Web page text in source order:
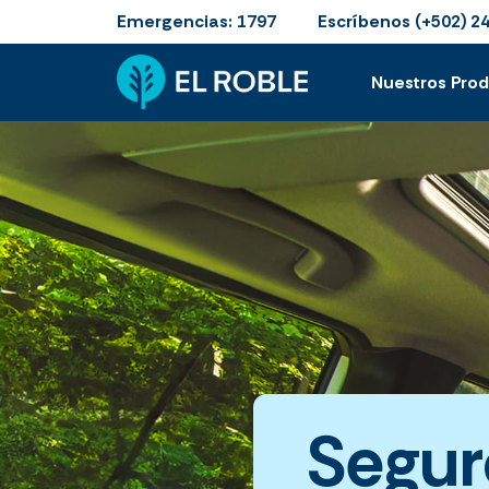
Emergencias: 1797 Escríbenos (+502)
Nuestros